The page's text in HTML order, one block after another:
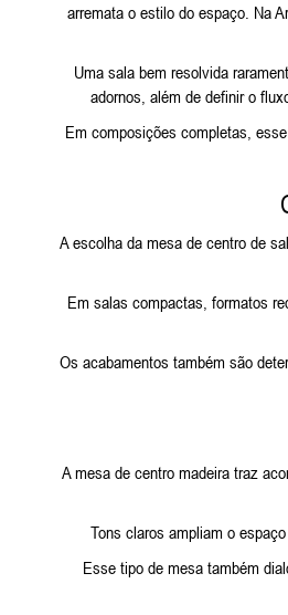
arremata o estilo do espaço. Na
Uma sala bem resolvida
adornos, além de definir o
Em composições completas,
A escolha da mesa de centro de
Em salas compactas, formatos
Os acabamentos também são
A mesa de centro madeira traz
Tons claros ampliam o
Esse tipo de mesa também